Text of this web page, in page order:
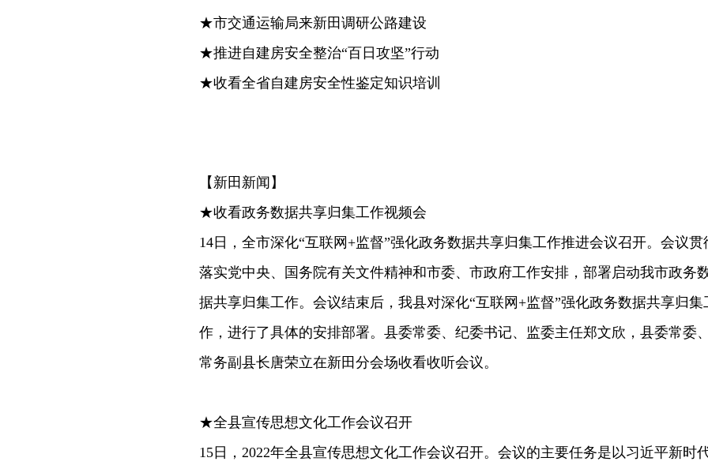
★市交通运输局来新田调研公路建设
★推进自建房安全整治“百日攻坚”行动
★收看全省自建房安全性鉴定知识培训
【新田新闻】
★收看政务数据共享归集工作视频会
14日，全市深化“互联网+监督”强化政务数据共享归集工作推进会议召开。会议贯
落实党中央、国务院有关文件精神和市委、市政府工作安排，部署启动我市政务
据共享归集工作。会议结束后，我县对深化“互联网+监督”强化政务数据共享归集
作，进行了具体的安排部署。县委常委、纪委书记、监委主任郑文欣，县委常委、
常务副县长唐荣立在新田分会场收看收听会议。
★全县宣传思想文化工作会议召开
15日，2022年全县宣传思想文化工作会议召开。会议的主要任务是以习近平新时